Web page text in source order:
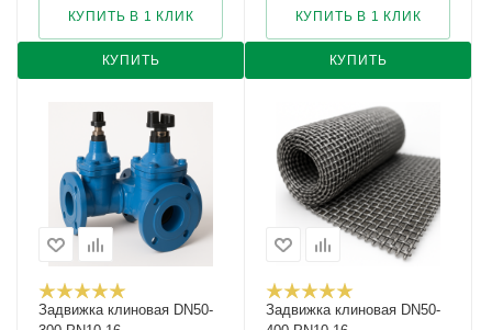
КУПИТЬ
КУПИТЬ В 1 КЛИК
КУПИТЬ
КУПИТЬ В 1 КЛИК
Задвижка клиновая DN50-
Задвижка клиновая DN50-